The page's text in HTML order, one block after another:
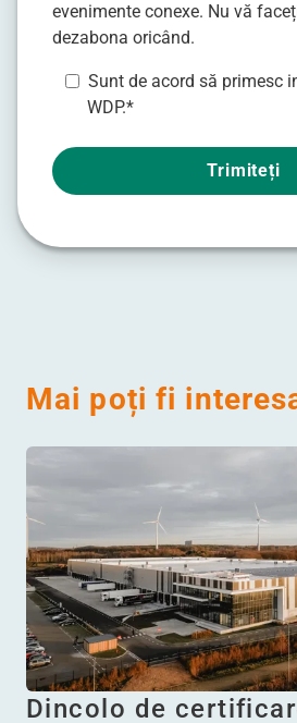
evenimente conexe. Nu vă
dezabona oricând.
Sunt de acord să primesc
WDP.*
Mai poți fi
Dincolo de